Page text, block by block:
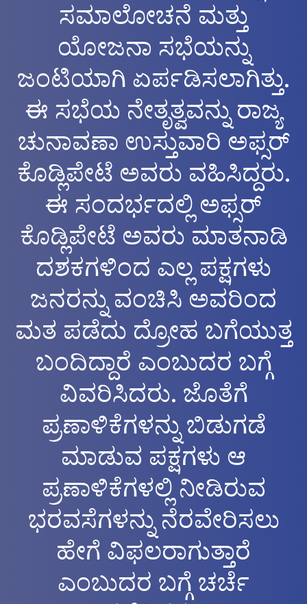
ಸಮಾಲೋಚನೆ ಮತ್ತು
ಯೋಜನಾ ಸಭೆಯನ್ನು
ಜಂಟಿಯಾಗಿ ಏರ್ಪಡಿಸಲಾಗಿತ್ತು.
ಈ ಸಭೆಯ ನೇತೃತ್ವವನ್ನು ರಾಜ್ಯ
ಚುನಾವಣಾ ಉಸ್ತುವಾರಿ ಅಫ್ಸರ್
ಕೊಡ್ಲಿಪೇಟೆ ಅವರು ವಹಿಸಿದ್ದರು.
ಈ ಸಂದರ್ಭದಲ್ಲಿ ಅಫ್ಸರ್
ಕೊಡ್ಲಿಪೇಟೆ ಅವರು ಮಾತನಾಡಿ
ದಶಕಗಳಿಂದ ಎಲ್ಲ ಪಕ್ಷಗಳು
ಜನರನ್ನು ವಂಚಿಸಿ ಅವರಿಂದ
ಮತ ಪಡೆದು ದ್ರೋಹ ಬಗೆಯುತ್ತ
ಬಂದಿದ್ದಾರೆ ಎಂಬುದರ ಬಗ್ಗೆ
ವಿವರಿಸಿದರು. ಜೊತೆಗೆ
ಪ್ರಣಾಳಿಕೆಗಳನ್ನು ಬಿಡುಗಡೆ
ಮಾಡುವ ಪಕ್ಷಗಳು ಆ
ಪ್ರಣಾಳಿಕೆಗಳಲ್ಲಿ ನೀಡಿರುವ
ಭರವಸೆಗಳನ್ನು ನೆರವೇರಿಸಲು
ಹೇಗೆ ವಿಫಲರಾಗುತ್ತಾರೆ
ಎಂಬುದರ ಬಗ್ಗೆ ಚರ್ಚೆ